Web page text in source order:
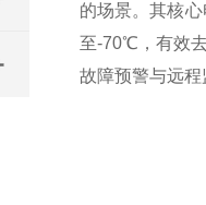
的场景。其核
至-70℃，有效
故障预警与远